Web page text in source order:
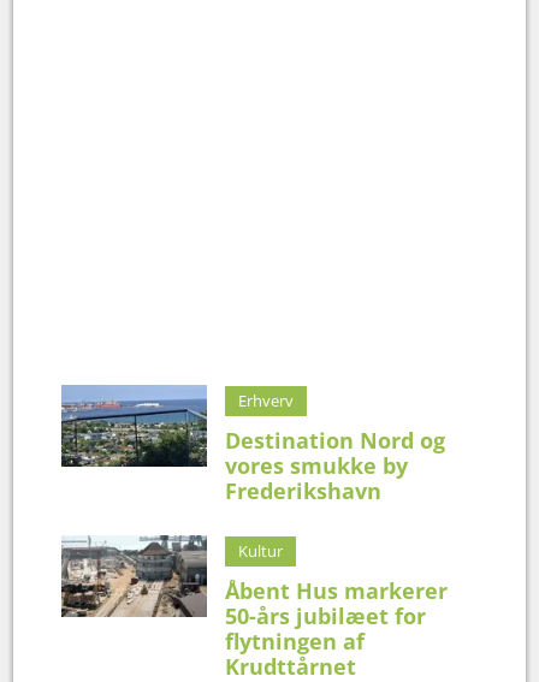
Erhverv
Destination Nord og
vores smukke by
Frederikshavn
Kultur
Åbent Hus markerer
50-års jubilæet for
flytningen af
Krudttårnet